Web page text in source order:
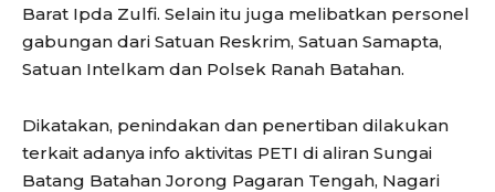
Barat Ipda Zulfi. Selain itu juga melibatkan personel
gabungan dari Satuan Reskrim, Satuan Samapta,
Satuan Intelkam dan Polsek Ranah Batahan.
Dikatakan, penindakan dan penertiban dilakukan
terkait adanya info aktivitas PETI di aliran Sungai
Batang Batahan Jorong Pagaran Tengah, Nagari